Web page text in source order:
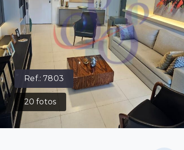
Ref.:7803
20 fotos